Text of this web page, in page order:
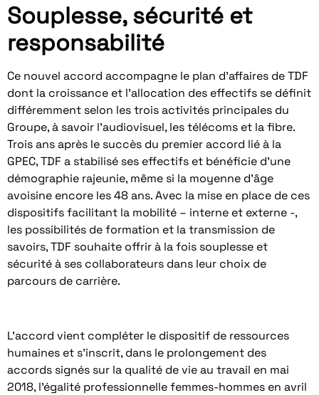
Souplesse, sécurité et
responsabilité
Ce nouvel accord accompagne le plan d’affaires de TDF
dont la croissance et l’allocation des effectifs se définit
différemment selon les trois activités principales du
Groupe, à savoir l’audiovisuel, les télécoms et la fibre.
Trois ans après le succès du premier accord lié à la
GPEC, TDF a stabilisé ses effectifs et bénéficie d’une
démographie rajeunie, même si la moyenne d’âge
avoisine encore les 48 ans. Avec la mise en place de ces
dispositifs facilitant la mobilité – interne et externe -,
les possibilités de formation et la transmission de
savoirs, TDF souhaite offrir à la fois souplesse et
sécurité à ses collaborateurs dans leur choix de
parcours de carrière.
L’accord vient compléter le dispositif de ressources
humaines et s’inscrit, dans le prolongement des
accords signés sur la qualité de vie au travail en mai
2018, l’égalité professionnelle femmes-hommes en avril